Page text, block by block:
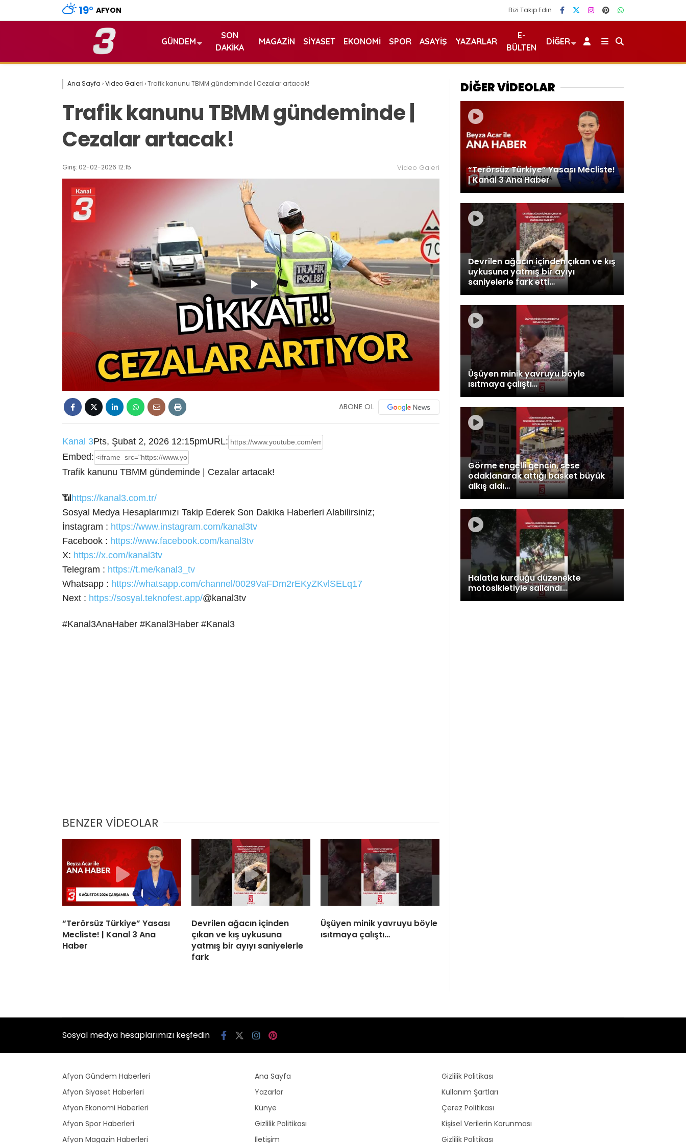
19° AFYON Bizi Takip Edin
GÜNDEM
SON
DAKIKA
MAGAZIN SIYASET EKONOMI SPOR ASAYIŞ YAZARLAR
E-
BÜLTEN
DIĞER
Ana Sayfa ›Video Galeri ›Trafik kanunu TBMM gündeminde | Cezalar artacak!
Trafik kanunu TBMM gündeminde |
Cezalar artacak!
Giriş: 02-02-2026 12:15 Video Galeri
Play
Video
ABONE OL
Kanal 3Pts, Şubat 2, 2026 12:15pmURL:
Embed:
Trafik kanunu TBMM gündeminde | Cezalar artacak!
📶 https://kanal3.com.tr/
Sosyal Medya Hesaplarımızı Takip Ederek Son Dakika Haberleri Alabilirsiniz;
İnstagram : https://www.instagram.com/kanal3tv
Facebook : https://www.facebook.com/kanal3tv
X: https://x.com/kanal3tv
Telegram : https://t.me/kanal3_tv
Whatsapp : https://whatsapp.com/channel/0029VaFDm2rEKyZKvlSELq17
Next : https://sosyal.teknofest.app/@kanal3tv
#Kanal3AnaHaber #Kanal3Haber #Kanal3
BENZER VİDEOLAR
“Terörsüz Türkiye” Yasası
Mecliste! | Kanal 3 Ana
Haber
Devrilen ağacın içinden
çıkan ve kış uykusuna
yatmış bir ayıyı saniyelerle
fark
Üşüyen minik yavruyu böyle
ısıtmaya çalıştı…
DİĞER VİDEOLAR
“Terörsüz Türkiye” Yasası Mecliste!
| Kanal 3 Ana Haber
Devrilen ağacın içinden çıkan ve kış
uykusuna yatmış bir ayıyı
saniyelerle fark etti…
Üşüyen minik yavruyu böyle
ısıtmaya çalıştı…
Görme engelli gencin, sese
odaklanarak attığı basket büyük
alkış aldı…
Halatla kurduğu düzenekte
motosikletiyle sallandı…
Sosyal medya hesaplarımızı keşfedin
Afyon Gündem Haberleri
Afyon Siyaset Haberleri
Afyon Ekonomi Haberleri
Afyon Spor Haberleri
Afyon Magazin Haberleri
Ana Sayfa
Yazarlar
Künye
Gizlilik Politikası
İletişim
Gizlilik Politikası
Kullanım Şartları
Çerez Politikası
Kişisel Verilerin Korunması
Gizlilik Politikası